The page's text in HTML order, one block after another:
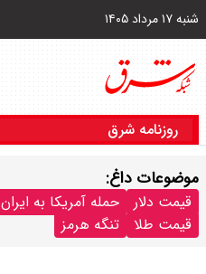
شنبه ۱۷ مرداد ۱۴۰۵
روزنامه شرق
موضوعات داغ:
قیمت دلار حمله آمریکا به ایران
قیمت طلا
تنگه هرمز